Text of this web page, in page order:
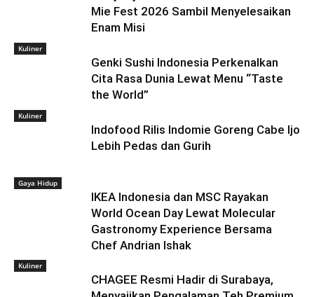
Mie Fest 2026 Sambil Menyelesaikan
Enam Misi
Kuliner
Genki Sushi Indonesia Perkenalkan
Cita Rasa Dunia Lewat Menu “Taste
the World”
Kuliner
Indofood Rilis Indomie Goreng Cabe Ijo
Lebih Pedas dan Gurih
Gaya Hidup
IKEA Indonesia dan MSC Rayakan
World Ocean Day Lewat Molecular
Gastronomy Experience Bersama
Chef Andrian Ishak
Kuliner
CHAGEE Resmi Hadir di Surabaya,